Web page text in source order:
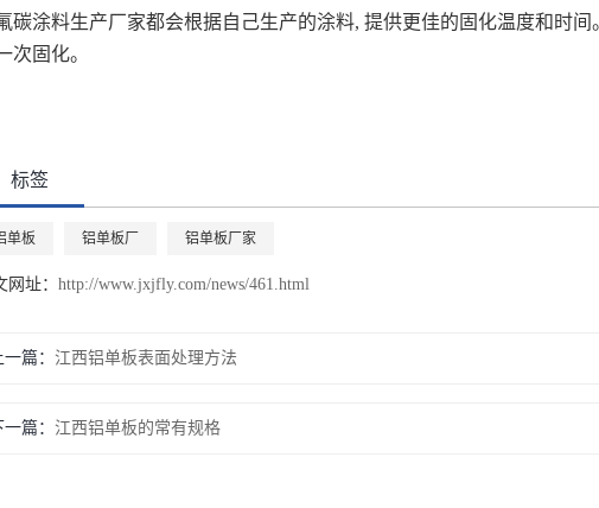
碳涂料生产厂家都会根据自己生产的涂料, 提供更佳的固化温度和时
次固化。
标签
单板 铝单板厂 铝单板厂家
网址： http://www.jxjfly.com/news/461.html
一篇： 江西铝单板表面处理方法
一篇： 江西铝单板的常有规格